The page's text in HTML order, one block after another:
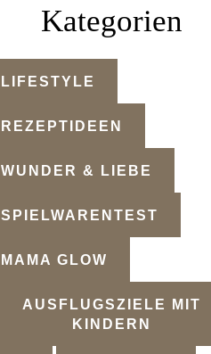
Kategorien
LIFESTYLE
REZEPTIDEEN
WUNDER & LIEBE
SPIELWARENTEST
MAMA GLOW
AUSFLUGSZIELE MIT
KINDERN